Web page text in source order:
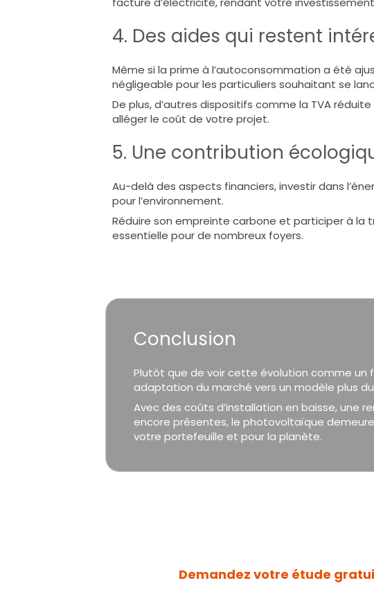
4. Des aides qui restent
Même si la prime à l’autoconsommation a été
négligeable pour les particuliers souhaitant se
De plus, d’autres dispositifs comme la TVA
alléger le coût de votre projet.
5. Une contribution
Au-delà des aspects financiers, investir dans
pour l’environnement.
Réduire son empreinte carbone et participer à
essentielle pour de nombreux foyers.
Conclusion
Plutôt que de voir cette évolution comme un
adaptation du marché vers un modèle plus
Avec des coûts d’installation en baisse, une
encore présentes, le photovoltaïque
votre portefeuille et pour la planète.
Demandez votre étude